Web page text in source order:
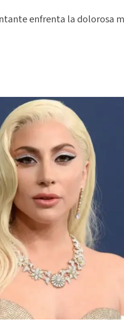
enfrenta la dolorosa